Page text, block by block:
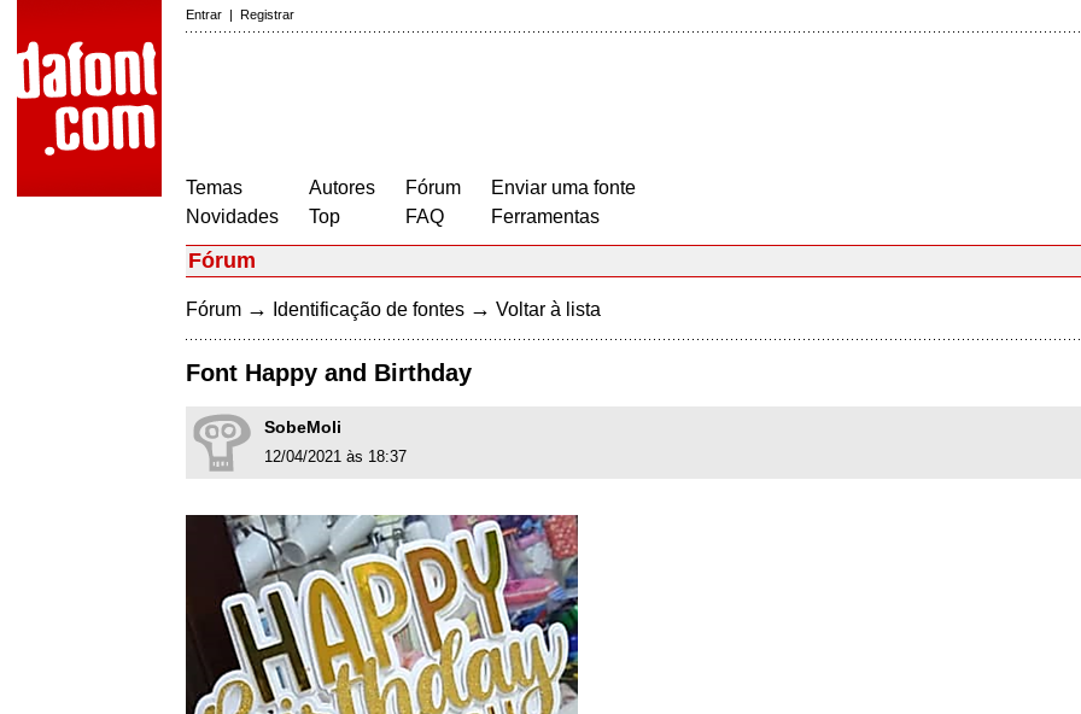
Entrar | Registrar
Temas
Novidades
Autores
Top
Fórum
FAQ
Enviar uma fonte
Ferramentas
Fórum
Fórum → Identificação de fontes → Voltar à lista
Font Happy and Birthday
SobeMoli
12/04/2021 às 18:37